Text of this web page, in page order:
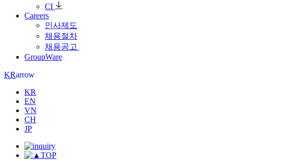
CI
Careers
인사제도
채용절차
채용공고
GroupWare
KRarrow
KR
EN
VN
CH
JP
TOP